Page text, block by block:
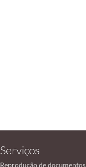
Serviços
Reprodução de documentos